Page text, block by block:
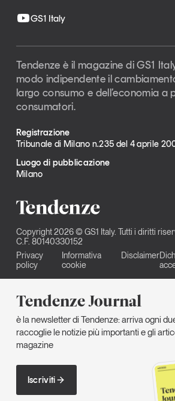
Tendenze Journal
è la newsletter di Tendenze: arriva ogni
raccoglie le notizie più importanti e gli
magazine
Iscriviti
GS1 Italy
Tendenze è il magazine di GS1
modo indipendente il
largo consumo e dell’economia a
consumatori.
Registrazione
Tribunale di Milano n.235 del 4 aprile
Luogo di pubblicazione
Milano
Copyright 2026 © GS1 Italy. Tutti i diritti
C.F. 80140330152
Privacy
policy
Informativa
cookie
Disclaimer